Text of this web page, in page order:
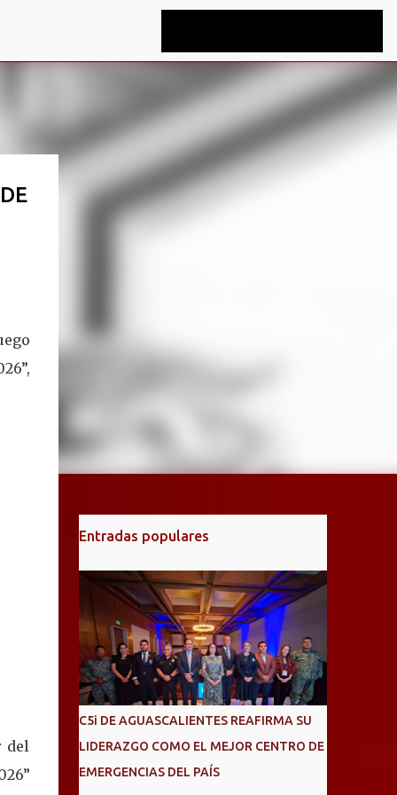
del
Entradas populares
C5i DE AGUASCALIENTES REAFIRMA SU
LIDERAZGO COMO EL MEJOR CENTRO DE
EMERGENCIAS DEL PAÍS